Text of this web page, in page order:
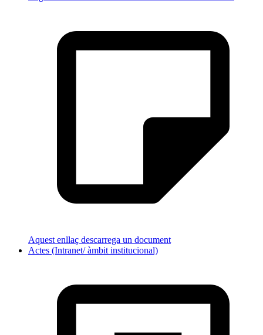
Aquest enllaç descarrega un document
Actes (Intranet/ àmbit institucional)